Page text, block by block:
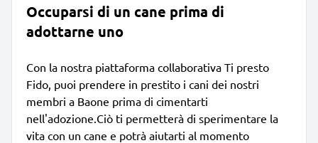
Occuparsi di un cane prima di
adottarne uno
Con la nostra piattaforma collaborativa Ti presto
Fido, puoi prendere in prestito i cani dei nostri
membri a Baone prima di cimentarti
nell'adozione.Ciò ti permetterà di sperimentare la
vita con un cane e potrà aiutarti al momento